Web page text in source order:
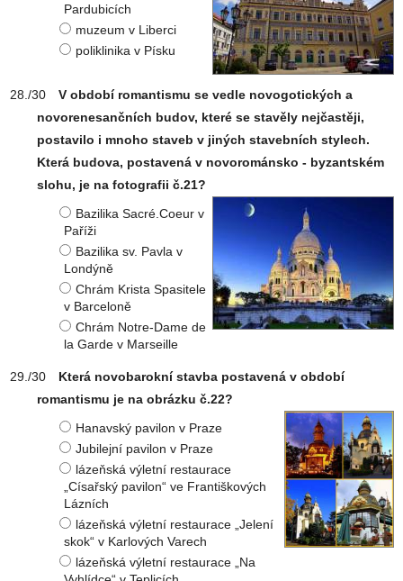
Pardubicích
muzeum v Liberci
poliklinika v Písku
V období romantismu se vedle novogotických a
novorenesančních budov, které se stavěly nejčastěji,
postavilo i mnoho staveb v jiných stavebních stylech.
Která budova, postavená v novorománsko - byzantském
slohu, je na fotografii č.21?
Bazilika Sacré.Coeur v
Paříži
Bazilika sv. Pavla v
Londýně
Chrám Krista Spasitele
v Barceloně
Chrám Notre-Dame de
la Garde v Marseille
Která novobarokní stavba postavená v období
romantismu je na obrázku č.22?
Hanavský pavilon v Praze
Jubilejní pavilon v Praze
lázeňská výletní restaurace
„Císařský pavilon“ ve Františkových
Lázních
lázeňská výletní restaurace „Jelení
skok“ v Karlových Varech
lázeňská výletní restaurace „Na